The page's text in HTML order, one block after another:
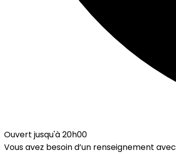
Ouvert jusqu'à 20h00
Vous avez besoin d’un renseignement avec